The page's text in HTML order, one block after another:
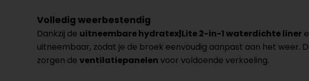
Volledig weerbestendig
Dankzij de uitneembare hydratex|Lite 2-in-1 waterdichte liner
uitneembaar, zodat je de broek eenvoudig aanpast aan het weer.
zorgen de ventilatiepanelen voor voldoende verkoeling.